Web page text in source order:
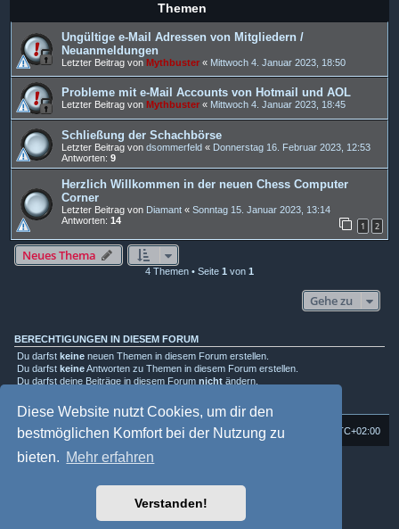
Diese Website nutzt Cookies, um dir den
bestmöglichen Komfort bei der Nutzung zu
bieten. Mehr erfahren
Verstanden!
Themen
Ungültige e-Mail Adressen von Mitgliedern /
Neuanmeldungen
Letzter Beitrag von Mythbuster « Mittwoch 4. Januar 2023, 18:50
Probleme mit e-Mail Accounts von Hotmail und AOL
Letzter Beitrag von Mythbuster « Mittwoch 4. Januar 2023, 18:45
Schließung der Schachbörse
Letzter Beitrag von dsommerfeld « Donnerstag 16. Februar 2023, 12:53
Antworten: 9
Herzlich Willkommen in der neuen Chess Computer
Corner
Letzter Beitrag von Diamant « Sonntag 15. Januar 2023, 13:14
Antworten: 14 1 2
Neues Thema
4 Themen • Seite 1 von 1
Gehe zu
BERECHTIGUNGEN IN DIESEM FORUM
Du darfst keine neuen Themen in diesem Forum erstellen.
Du darfst keineAntworten zu Themen in diesem Forum erstellen.
Du darfst deine Beiträge in diesem Forum nicht ändern.
Du darfstkeine Dateianhänge in diesem Forum erstellen.
Foren-Übersicht Alle Zeiten sind UTC+02:00
Alle Cookies löschen
Powered byphpBB
Style: Multi Design by Joyce&Luna
phpBB-Style-Design
phpBB Two Factor Authentication ©
Datenschutz|Nutzungsbedingungen